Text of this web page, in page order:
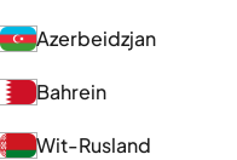
Azerbeidzjan
Bahrein
Wit-Rusland